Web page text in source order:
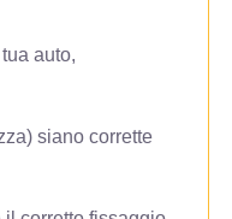
auto,
siano corrette